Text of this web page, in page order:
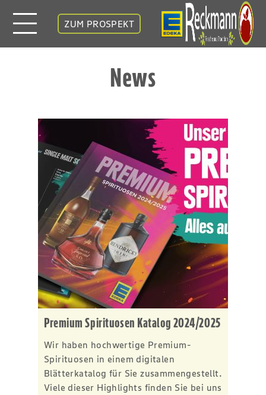
ZUM PROSPEKT
News
Premium Spirituosen Katalog 2024/2025
Wir haben hochwertige Premium-
Spirituosen in einem digitalen
Blätterkatalog für Sie zusammengestellt.
Viele dieser Highlights finden Sie bei uns